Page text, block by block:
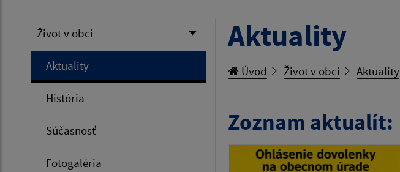
Život v obci
Aktuality
História
Súčasnosť
Fotogaléria
Aktuality
Úvod Život v obci Aktuality
Zoznam aktualít: